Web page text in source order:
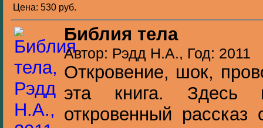
Цена: 530 pуб.
Библия тела
Автор: Рэдд Н.А., Год: 2011
Откровение, шок,
эта книга. Здесь
откровенный